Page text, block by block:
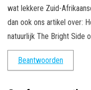
wat lekkere Zuid-
dan ook ons artikel over:
natuurlijk The Bright Side
Beantwoorden